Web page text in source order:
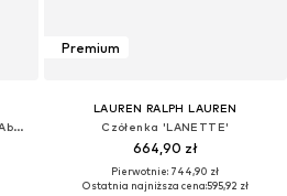
Sandały 'Bellucci-Sandalen mit Absatz'
Premium
LAUREN RALPH LAUREN
Czółenka 'LANETTE'
664,90 zł
Pierwotnie: 744,90 zł
Ostatnia najniższa cena:595,92 zł